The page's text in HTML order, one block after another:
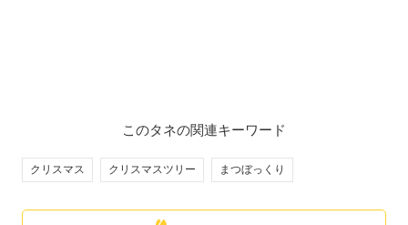
このタネの関連キーワード
クリスマス クリスマスツリー まつぼっくり